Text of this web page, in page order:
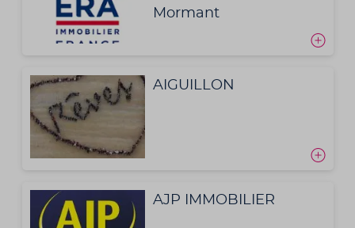
Mormant
AIGUILLON
AJP IMMOBILIER